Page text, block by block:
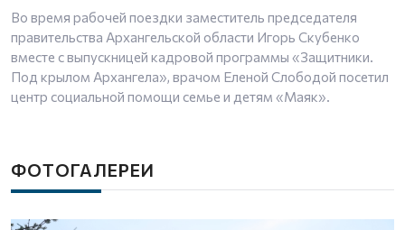
Во время рабочей поездки заместитель председателя
правительства Архангельской области Игорь Скубенко
вместе с выпускницей кадровой программы «Защитники.
Под крылом Архангела», врачом Еленой Слободой посетил
центр социальной помощи семье и детям «Маяк».
ФОТОГАЛЕРЕИ